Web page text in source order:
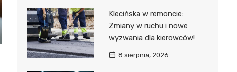
Klecińska w remoncie:
Zmiany w ruchu i nowe
wyzwania dla kierowców!
8 sierpnia, 2026